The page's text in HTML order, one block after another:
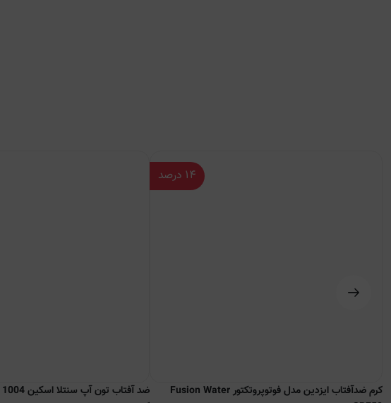
۱۴ درصد
کرم ضدآفتاب ایزدین مدل فوتوپروتکتور Fusion Water